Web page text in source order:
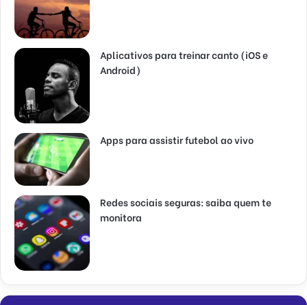
Aplicativos para treinar canto (iOS e
Android)
Apps para assistir futebol ao vivo
Redes sociais seguras: saiba quem te
monitora